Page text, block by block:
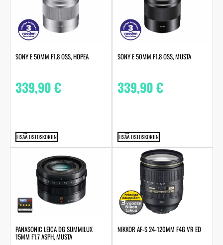
SONY E 50MM F1.8 OSS, HOPEA
339,90€
LISÄÄ OSTOSKORIIN
SONY E 50MM F1.8 OSS, MUSTA
339,90€
LISÄÄ OSTOSKORIIN
PANASONIC LEICA DG SUMMILUX
15MM F1.7 ASPH, MUSTA
NIKKOR AF-S 24-120MM F4G VR ED